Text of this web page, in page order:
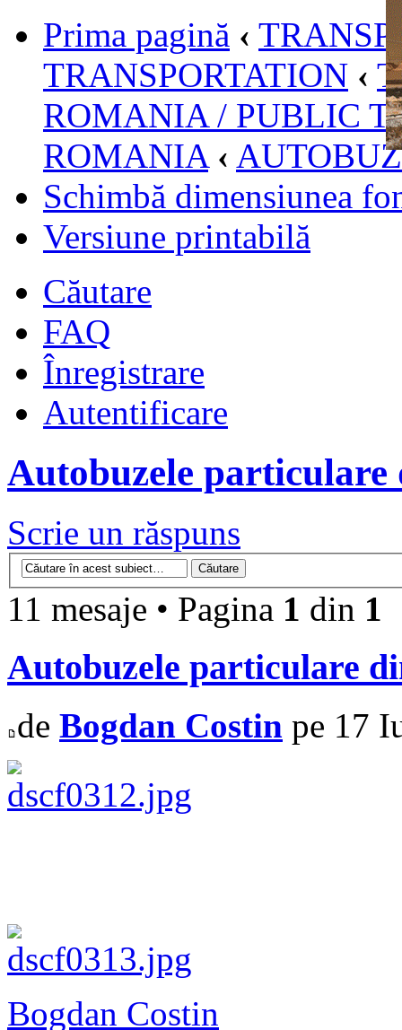
Prima pagină ‹
TRANSPORTATION ‹
ROMANIA / PUBLIC
ROMANIA ‹
Schimbă dimensiunea
Versiune printabilă
Căutare
FAQ
Înregistrare
Autentificare
Autobuzele
Scrie un răspuns
11 mesaje • Pagina 1 din 1
Autobuzele particulare
de Bogdan Costin pe 17
Bogdan Costin